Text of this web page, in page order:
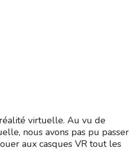
virtuelle. Au vu de
nous avons pas pu passer
aux casques VR tout les